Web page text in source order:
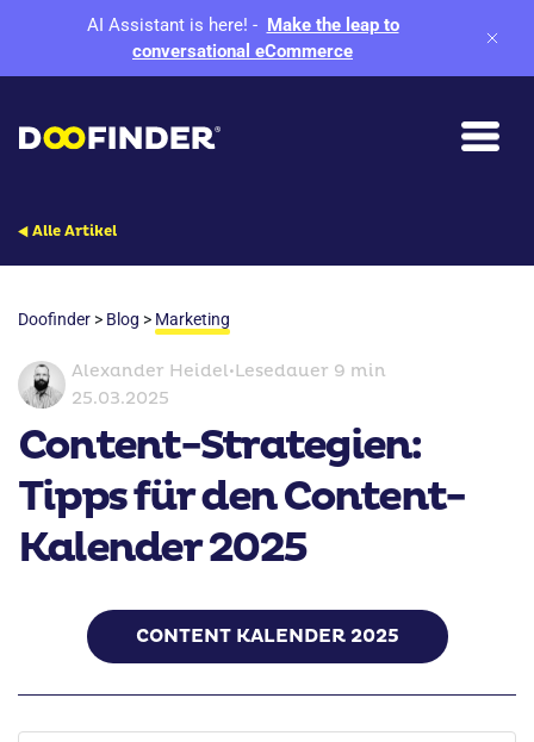
AI Assistant is here! - Make the leap to
conversational eCommerce
Alle Artikel
Doofinder > Blog > Marketing
Alexander Heidel•Lesedauer 9 min
25.03.2025
Content-Strategien:
Tipps für den Content-
Kalender 2025
CONTENT KALENDER 2025